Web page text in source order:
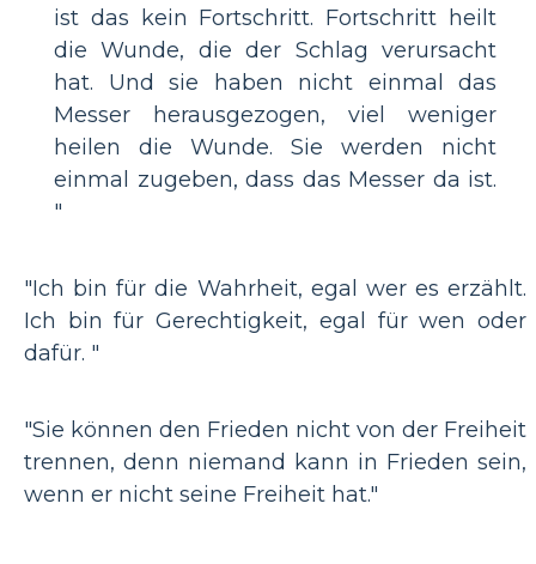
ist das kein Fortschritt. Fortschritt heilt
die Wunde, die der Schlag verursacht
hat. Und sie haben nicht einmal das
Messer herausgezogen, viel weniger
heilen die Wunde. Sie werden nicht
einmal zugeben, dass das Messer da ist.
"
"Ich bin für die Wahrheit, egal wer es erzählt.
Ich bin für Gerechtigkeit, egal für wen oder
dafür. "
"Sie können den Frieden nicht von der Freiheit
trennen, denn niemand kann in Frieden sein,
wenn er nicht seine Freiheit hat."